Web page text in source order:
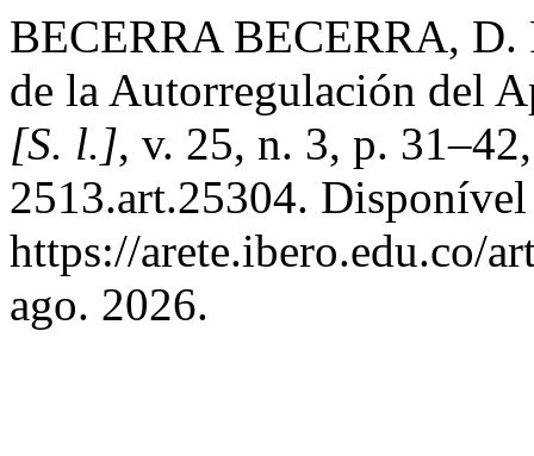
BECERRA BECERRA, D.
de la Autorregulación del
[S. l.], v. 25, n. 3, p.
2513.art.25304.
https://arete.ibero.edu.co/
ago. 2026.